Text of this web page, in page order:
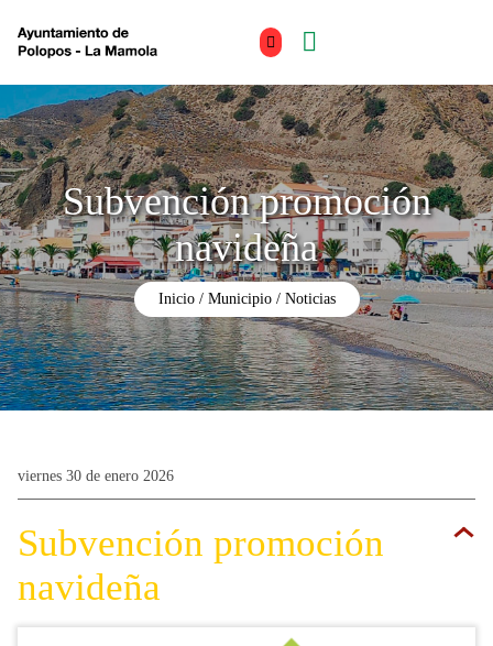
Subvención promoción
navideña
Inicio Municipio Noticias
viernes 30 de enero 2026
Subvención promoción
navideña